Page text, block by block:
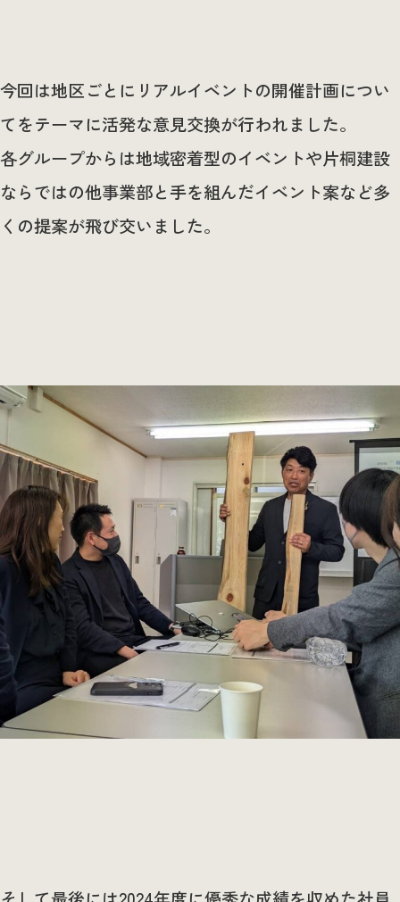
今回は地区ごとにリアルイベントの開催計画につい
てをテーマに活発な意見交換が行われました。
各グループからは地域密着型のイベントや片桐建設
ならではの他事業部と手を組んだイベント案など多
くの提案が飛び交いました。